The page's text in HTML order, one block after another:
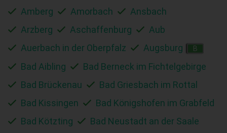
Amberg
Amorbach
Ansbach
Arzberg
Aschaffenburg
Aub
Auerbach in der Oberpfalz
Augsburg B
Bad Aibling
Bad Berneck im Fichtelgebirge
Bad Brückenau
Bad Griesbach im Rottal
Bad Kissingen
Bad Königshofen im Grabfeld
Bad Kötzting
Bad Neustadt an der Saale